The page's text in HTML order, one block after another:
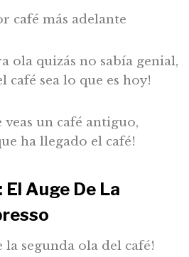
café más adelante
ola quizás no sabía genial,
café sea lo que es hoy!
un café antiguo,
ha llegado el café!
El Auge De La
la segunda ola del café!